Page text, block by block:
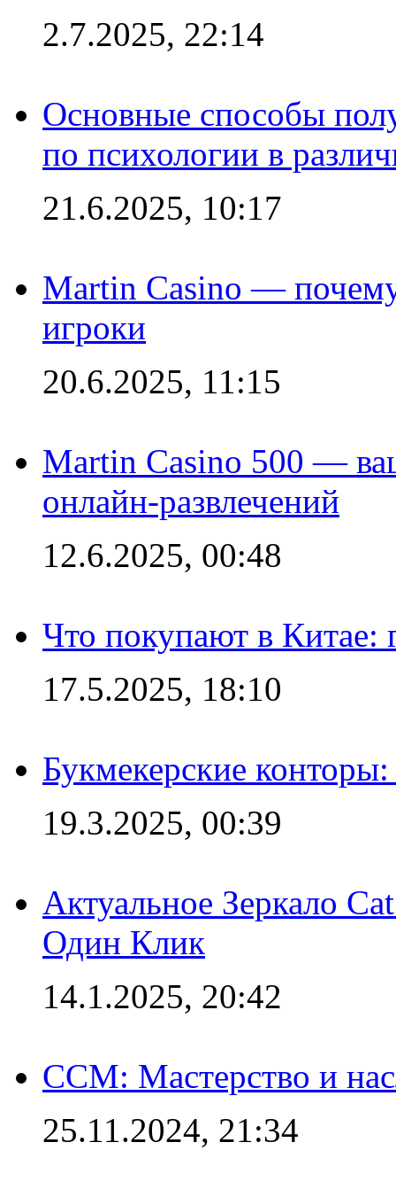
2.7.2025, 22:14
Основные способы
по психологии в
21.6.2025, 10:17
Martin Casino —
игроки
20.6.2025, 11:15
Martin Casino 500 —
онлайн-развлечений
12.6.2025, 00:48
Что покупают в Китае:
17.5.2025, 18:10
Букмекерские
19.3.2025, 00:39
Актуальное Зеркало
Один Клик
14.1.2025, 20:42
CCM: Мастерство и
25.11.2024, 21:34